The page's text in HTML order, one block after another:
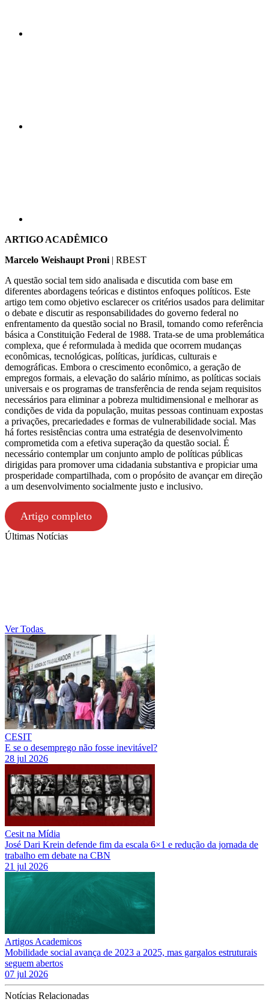
ARTIGO ACADÊMICO
Marcelo Weishaupt Proni | RBEST
A questão social tem sido analisada e discutida com base em
diferentes abordagens teóricas e distintos enfoques políticos. Este
artigo tem como objetivo esclarecer os critérios usados para delimitar
o debate e discutir as responsabilidades do governo federal no
enfrentamento da questão social no Brasil, tomando como referência
básica a Constituição Federal de 1988. Trata-se de uma problemática
complexa, que é reformulada à medida que ocorrem mudanças
econômicas, tecnológicas, políticas, jurídicas, culturais e
demográficas. Embora o crescimento econômico, a geração de
empregos formais, a elevação do salário mínimo, as políticas sociais
universais e os programas de transferência de renda sejam requisitos
necessários para eliminar a pobreza multidimensional e melhorar as
condições de vida da população, muitas pessoas continuam expostas
a privações, precariedades e formas de vulnerabilidade social. Mas
há fortes resistências contra uma estratégia de desenvolvimento
comprometida com a efetiva superação da questão social. É
necessário contemplar um conjunto amplo de políticas públicas
dirigidas para promover uma cidadania substantiva e propiciar uma
prosperidade compartilhada, com o propósito de avançar em direção
a um desenvolvimento socialmente justo e inclusivo.
Artigo completo
Últimas Notícias
Ver Todas
CESIT
E se o desemprego não fosse inevitável?
28 jul 2026
Cesit na Mídia
José Dari Krein defende fim da escala 6×1 e redução da jornada de
trabalho em debate na CBN
21 jul 2026
Artigos Academicos
Mobilidade social avança de 2023 a 2025, mas gargalos estruturais
seguem abertos
07 jul 2026
Notícias Relacionadas